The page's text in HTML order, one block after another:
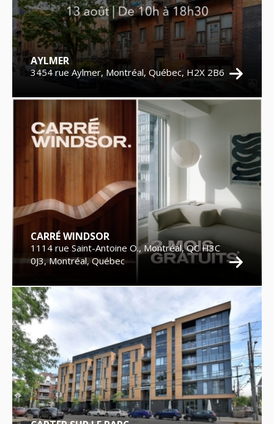
AYLMER
3454 rue Aylmer, Montréal, Québec, H2X 2B6
CARRÉ WINDSOR
1114 rue Saint-Antoine O., Montréal, QC H3C
0J3, Montréal, Québec